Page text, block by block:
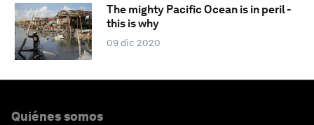
The mighty Pacific Ocean is in peril -
this is why
09 dic 2020
Quiénes somos